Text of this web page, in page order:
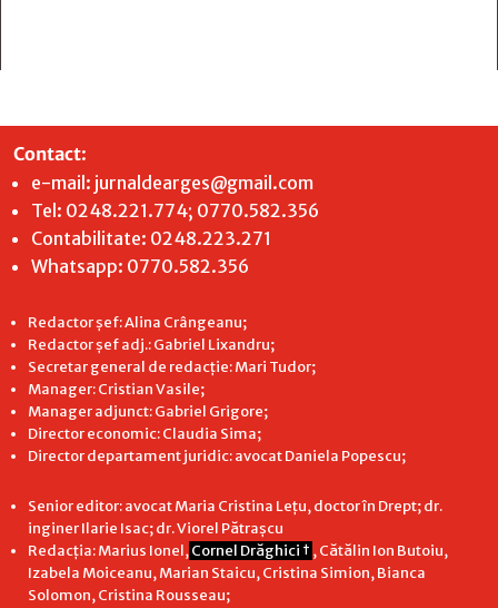
Contact:
e-mail: jurnaldearges@gmail.com
Tel: 0248.221.774; 0770.582.356
Contabilitate: 0248.223.271
Whatsapp: 0770.582.356
Redactor șef: Alina Crângeanu;
Redactor șef adj.: Gabriel Lixandru;
Secretar general de redacție: Mari Tudor;
Manager: Cristian Vasile;
Manager adjunct: Gabriel Grigore;
Director economic: Claudia Sima;
Director departament juridic: avocat Daniela Popescu;
Senior editor: avocat Maria Cristina Leţu, doctor în Drept; dr.
inginer Ilarie Isac; dr. Viorel Pătrașcu
Redacţia: Marius Ionel,Cornel Drăghici † , Cătălin Ion Butoiu,
Izabela Moiceanu, Marian Staicu, Cristina Simion, Bianca
Solomon, Cristina Rousseau;